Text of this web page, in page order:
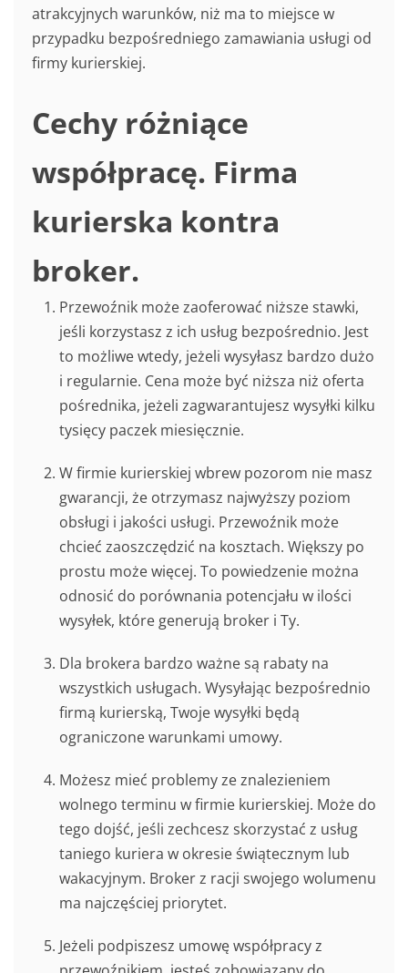
atrakcyjnych warunków, niż ma to miejsce w
przypadku bezpośredniego zamawiania usługi od
firmy kurierskiej.
Cechy różniące
współpracę. Firma
kurierska kontra
broker.
Przewoźnik może zaoferować niższe stawki,
jeśli korzystasz z ich usług bezpośrednio. Jest
to możliwe wtedy, jeżeli wysyłasz bardzo dużo
i regularnie. Cena może być niższa niż oferta
pośrednika, jeżeli zagwarantujesz wysyłki kilku
tysięcy paczek miesięcznie.
W firmie kurierskiej wbrew pozorom nie masz
gwarancji, że otrzymasz najwyższy poziom
obsługi i jakości usługi. Przewoźnik może
chcieć zaoszczędzić na kosztach. Większy po
prostu może więcej. To powiedzenie można
odnosić do porównania potencjału w ilości
wysyłek, które generują broker i Ty.
Dla brokera bardzo ważne są rabaty na
wszystkich usługach. Wysyłając bezpośrednio
firmą kurierską, Twoje wysyłki będą
ograniczone warunkami umowy.
Możesz mieć problemy ze znalezieniem
wolnego terminu w firmie kurierskiej. Może do
tego dojść, jeśli zechcesz skorzystać z usług
taniego kuriera w okresie świątecznym lub
wakacyjnym. Broker z racji swojego wolumenu
ma najczęściej priorytet.
Jeżeli podpiszesz umowę współpracy z